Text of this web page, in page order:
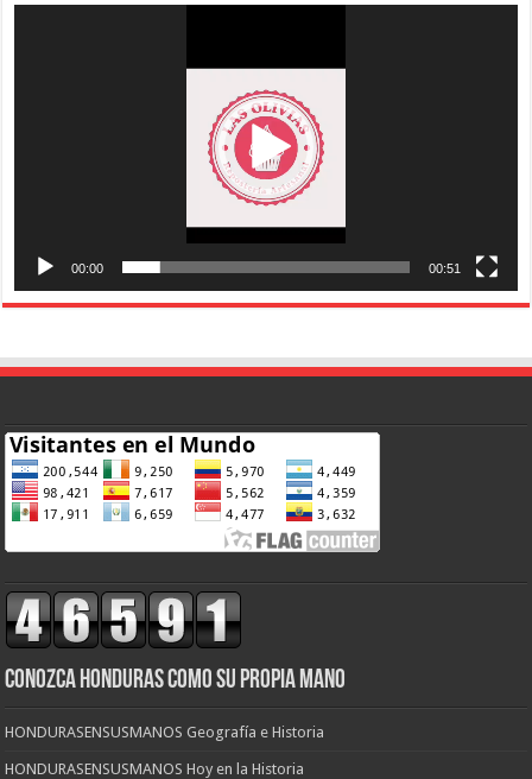
00:00 00:51
CONOZCA HONDURAS COMO SU PROPIA MANO
HONDURASENSUSMANOS Geografía e Historia
HONDURASENSUSMANOS Hoy en la Historia